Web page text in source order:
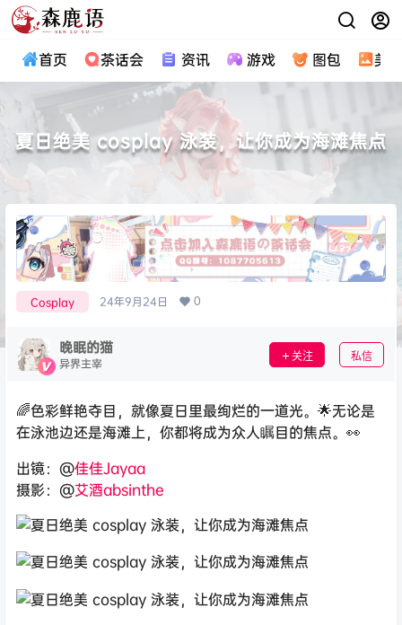
首页 茶话会 资讯 游戏 图包 美
夏日绝美 cosplay 泳装，让你成为海滩焦点
Cosplay 24年9月24日 0
晚眠的猫
异界主宰 关注 私信
🌈色彩鲜艳夺目，就像夏日里最绚烂的一道光。🌟无论是
在泳池边还是海滩上，你都将成为众人瞩目的焦点。👀
出镜：@佳佳Jayaa
摄影：@艾酒absinthe